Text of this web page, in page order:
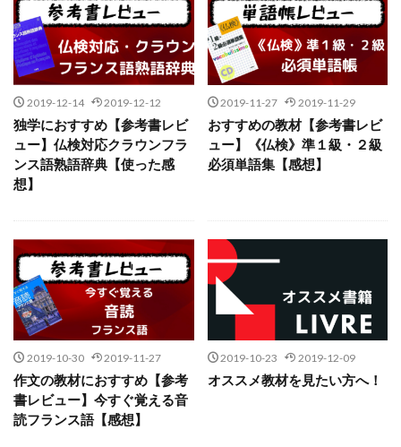
2019-12-14 2019-12-12
独学におすすめ【参考書レビ
ュー】仏検対応クラウンフラ
ンス語熟語辞典【使った感
想】
2019-11-27 2019-11-29
おすすめの教材【参考書レビ
ュー】《仏検》準１級・２級
必須単語集【感想】
2019-10-30 2019-11-27
作文の教材におすすめ【参考
書レビュー】今すぐ覚える音
読フランス語【感想】
2019-10-23 2019-12-09
オススメ教材を見たい方へ！